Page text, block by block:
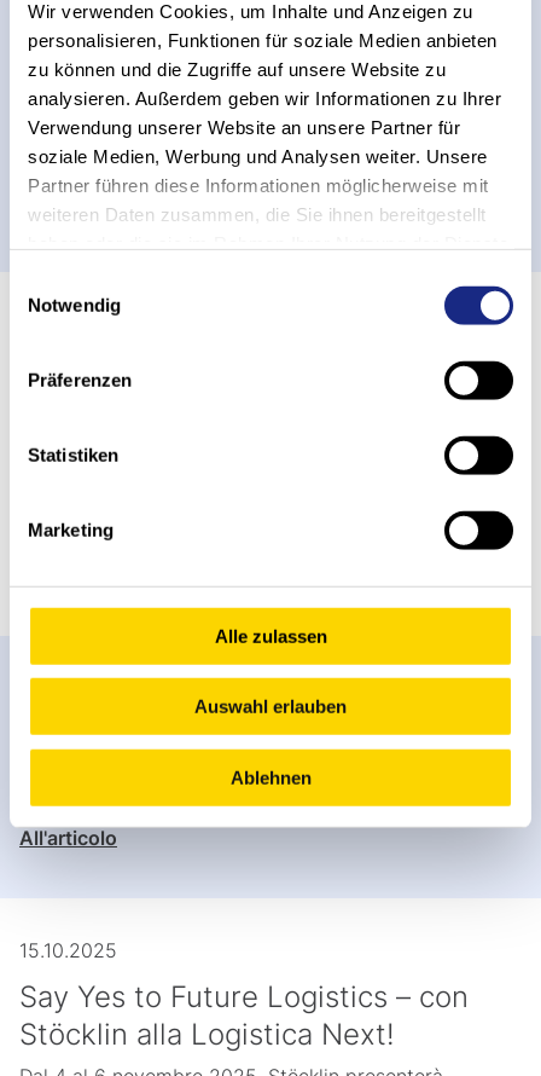
Wir verwenden Cookies, um Inhalte und Anzeigen zu
personalisieren, Funktionen für soziale Medien anbieten
zu können und die Zugriffe auf unsere Website zu
analysieren. Außerdem geben wir Informationen zu Ihrer
Verwendung unserer Website an unsere Partner für
soziale Medien, Werbung und Analysen weiter. Unsere
Partner führen diese Informationen möglicherweise mit
weiteren Daten zusammen, die Sie ihnen bereitgestellt
Notwendig
Präferenzen
Statistiken
Marketing
Alle zulassen
Auswahl erlauben
Ablehnen
sicurezza futura attraverso
l'automazione
Modernizzazione presso Rittal: undici trasloelevatori
per una maggiore sicurezza futura grazie
all'automazione e alla digitalizzazione
All'articolo
La mia giornata da Stöcklin – Uno
sguardo dietro le quinte della “Home
of Intralogistics”
dieci studenti curiosi alla nostra giornata dedicata al
futuro presso l’Home of Intralogistics.
Simplify Logistics
Congresso commerciale in Germania: ci saremo anche
noi
All'articolo
15.10.2025
Say Yes to Future Logistics – con
Stöcklin alla Logistica Next!